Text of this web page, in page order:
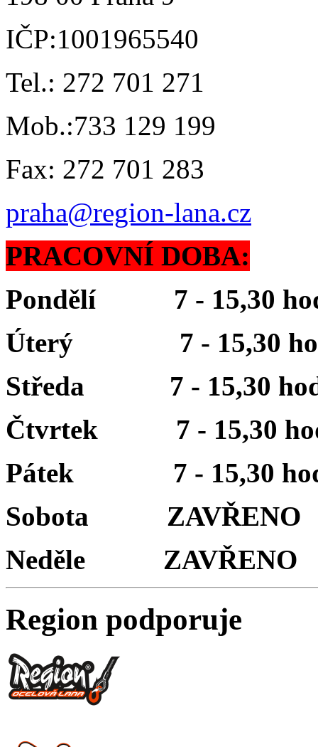
IČP:1001965540
Tel.: 272 701 271
Mob.:733 129 199
Fax: 272 701 283
praha@region-lana.cz
PRACOVNÍ DOBA:
Pondělí 7 - 15,30
Úterý 7 - 15,30
Středa 7 - 15,30
Čtvrtek 7 - 15,30
Pátek 7 - 15,30
Sobota ZAVŘENO
Neděle ZAVŘENO
Region podporuje